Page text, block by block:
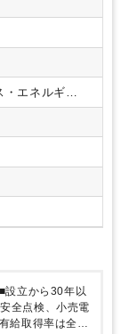
を持つ方にご入
組んでいただ
して独立する
・エネルギ
■設立から30年以
全点検、小売電
給取得率は全体